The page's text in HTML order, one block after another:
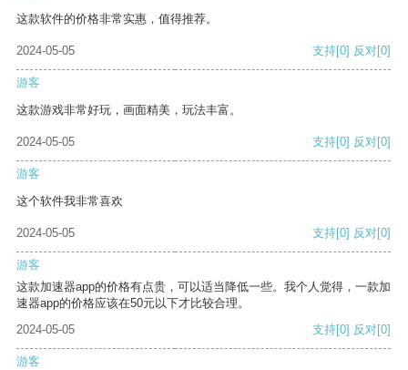
这款软件的价格非常实惠，值得推荐。
2024-05-05 支持[0] 反对[0]
游客
这款游戏非常好玩，画面精美，玩法丰富。
2024-05-05 支持[0] 反对[0]
游客
这个软件我非常喜欢
2024-05-05 支持[0] 反对[0]
游客
这款加速器app的价格有点贵，可以适当降低一些。我个人觉得，一款加
速器app的价格应该在50元以下才比较合理。
2024-05-05
支持[0] 反对[0]
游客